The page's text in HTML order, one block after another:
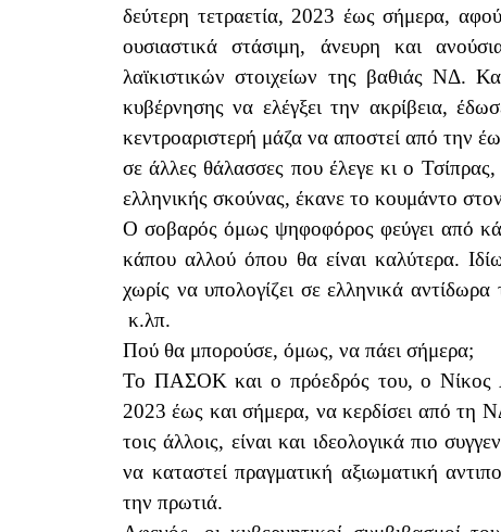
δεύτερη τετραετία, 2023 έως σήμερα,
ουσιαστικά στάσιμη, άνευρη και
λαϊκιστικών στοιχείων της βαθιάς ΝΔ.
κυβέρνησης να ελέγξει την ακρίβεια,
κεντροαριστερή μάζα να αποστεί από την
σε άλλες θάλασσες που έλεγε κι ο
ελληνικής σκούνας, έκανε το κουμάντο
Ο σοβαρός όμως ψηφοφόρος φεύγει από
κάπου αλλού όπου θα είναι καλύτερα.
χωρίς να υπολογίζει σε ελληνικά
κ.λπ.
Πού θα μπορούσε, όμως, να πάει σήμερα;
Το ΠΑΣΟΚ και ο πρόεδρός του, ο Νίκος
2023 έως και σήμερα, να κερδίσει από τη
τοις άλλοις, είναι και ιδεολογικά πιο
να καταστεί πραγματική αξιωματική
την πρωτιά.